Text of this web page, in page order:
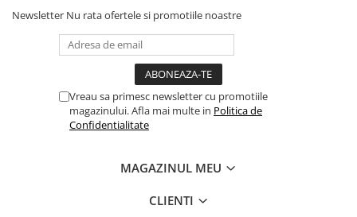
Newsletter Nu rata ofertele si promotiile noastre
Vreau sa primesc newsletter cu promotiile
magazinului. Afla mai multe in Politica de
Confidentialitate
MAGAZINUL MEU
CLIENTI